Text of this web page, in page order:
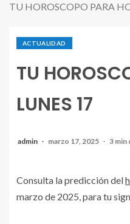
TU HOROSCOPO PARA
ACTUALIDAD
TU
LUNES 17
admin marzo 17, 2025 3 min
Consulta la predicción del
marzo de 2025, para tu